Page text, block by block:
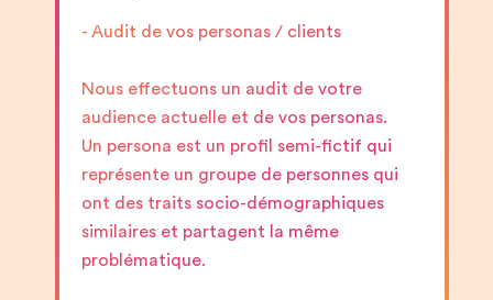
- Audit de vos personas / clients
Nous effectuons un audit de votre
audience actuelle et de vos personas.
Un persona est un profil semi-fictif qui
représente un groupe de personnes qui
ont des traits socio-démographiques
similaires et partagent la même
problématique.